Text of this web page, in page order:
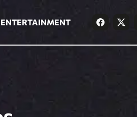
ENTERTAINMENT Games